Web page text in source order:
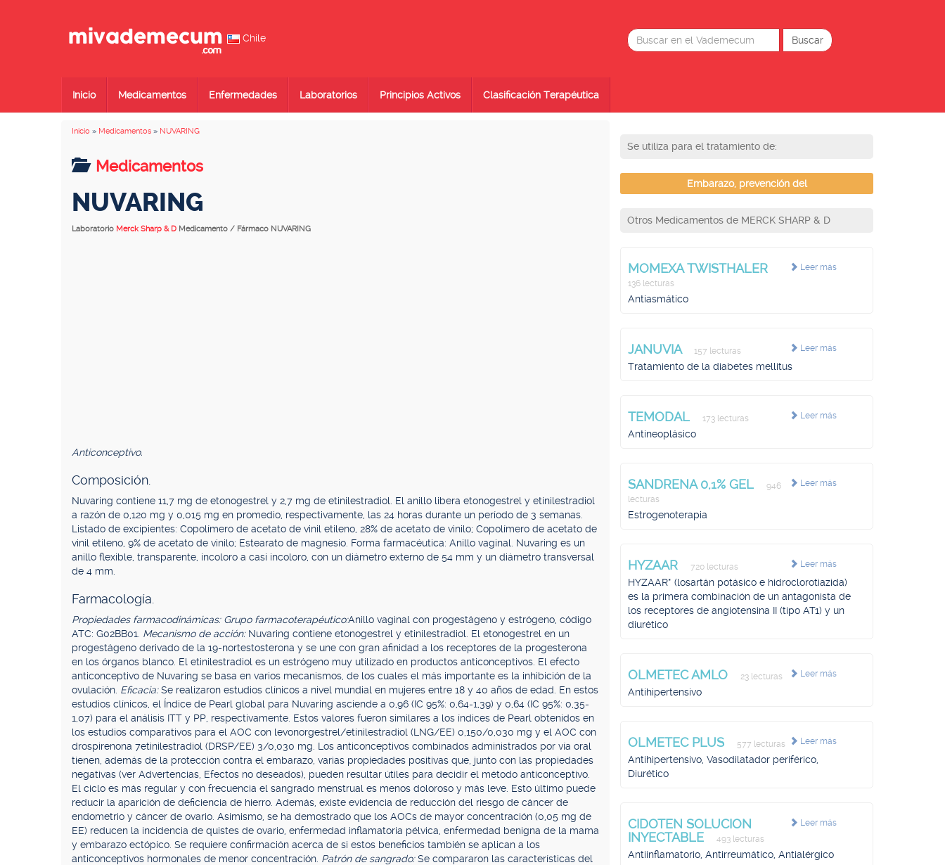
Chile
Inicio Medicamentos Enfermedades Laboratorios Principios Activos Clasificación Terapéutica
Inicio » Medicamentos » NUVARING
Medicamentos
NUVARING
Laboratorio Merck Sharp & D Medicamento / Fármaco NUVARING
Anticonceptivo.
Composición.
Nuvaring contiene 11,7 mg de etonogestrel y 2,7 mg de etinilestradiol. El anillo libera etonogestrel y etinilestradiol
a razón de 0,120 mg y 0,015 mg en promedio, respectivamente, las 24 horas durante un período de 3 semanas.
Listado de excipientes: Copolímero de acetato de vinil etileno, 28% de acetato de vinilo; Copolímero de acetato de
vinil etileno, 9% de acetato de vinilo; Estearato de magnesio. Forma farmacéutica: Anillo vaginal. Nuvaring es un
anillo flexible, transparente, incoloro a casi incoloro, con un diámetro externo de 54 mm y un diámetro transversal
de 4 mm.
Farmacología.
Propiedades farmacodinámicas: Grupo farmacoterapéutico:Anillo vaginal con progestágeno y estrógeno, código
ATC: G02BB01. Mecanismo de acción: Nuvaring contiene etonogestrel y etinilestradiol. El etonogestrel en un
progestágeno derivado de la 19-nortestosterona y se une con gran afinidad a los receptores de la progesterona
en los órganos blanco. El etinilestradiol es un estrógeno muy utilizado en productos anticonceptivos. El efecto
anticonceptivo de Nuvaring se basa en varios mecanismos, de los cuales el más importante es la inhibición de la
ovulación. Eficacia:Se realizaron estudios clínicos a nivel mundial en mujeres entre 18 y 40 años de edad. En estos
estudios clínicos, el Índice de Pearl global para Nuvaring asciende a 0,96 (IC 95%: 0,64-1,39) y 0,64 (IC 95%: 0,35-
1,07) para el análisis ITT y PP, respectivamente. Estos valores fueron similares a los índices de Pearl obtenidos en
los estudios comparativos para el AOC con levonorgestrel/etinilestradiol (LNG/EE) 0,150/0,030 mg y el AOC con
drospirenona 7etinilestradiol (DRSP/EE) 3/0,030 mg. Los anticonceptivos combinados administrados por vía oral
tienen, además de la protección contra el embarazo, varias propiedades positivas que, junto con las propiedades
negativas (ver Advertencias, Efectos no deseados), pueden resultar útiles para decidir el método anticonceptivo.
El ciclo es más regular y con frecuencia el sangrado menstrual es menos doloroso y más leve. Esto último puede
reducir la aparición de deficiencia de hierro. Además, existe evidencia de reducción del riesgo de cáncer de
endometrio y cáncer de ovario. Asimismo, se ha demostrado que los AOCs de mayor concentración (0,05 mg de
EE) reducen la incidencia de quistes de ovario, enfermedad inflamatoria pélvica, enfermedad benigna de la mama
y embarazo ectópico. Se requiere confirmación acerca de si estos beneficios también se aplican a los
anticonceptivos hormonales de menor concentración. Patrón de sangrado:Se compararon las características del
Se utiliza para el tratamiento de:
Embarazo, prevención del
Otros Medicamentos de MERCK SHARP & D
Leer más
MOMEXA TWISTHALER
136 lecturas
Antiasmático
Leer más
JANUVIA 157 lecturas
Tratamiento de la diabetes mellitus
Leer más
TEMODAL 173 lecturas
Antineoplásico
Leer más
SANDRENA 0,1% GEL
946
lecturas
Estrogenoterapia
Leer más
HYZAAR 720 lecturas
HYZAAR* (losartán potásico e hidroclorotiazida)
es la primera combinación de un antagonista de
los receptores de angiotensina II (tipo AT1) y un
diurético
Leer más
OLMETEC AMLO 23 lecturas
Antihipertensivo
Leer más
OLMETEC PLUS 577 lecturas
Antihipertensivo, Vasodilatador periférico,
Diurético
Leer más
CIDOTEN SOLUCION
INYECTABLE
493 lecturas
Antiinflamatorio, Antirreumático, Antialérgico